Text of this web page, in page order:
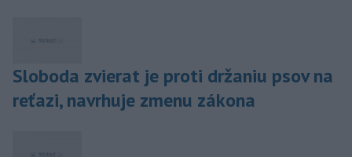
Sloboda zvierat je proti držaniu psov na
reťazi, navrhuje zmenu zákona